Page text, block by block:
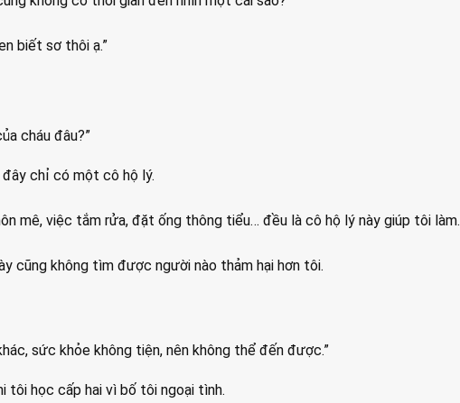
biết sơ thôi ạ.”
cháu đâu?”
chỉ có một cô hộ lý.
mê, việc tắm rửa, đặt ống thông tiểu… đều là cô hộ lý này giúp tôi làm.
cũng không tìm được người nào thảm hại hơn tôi.
sức khỏe không tiện, nên không thể đến được.”
tôi học cấp hai vì bố tôi ngoại tình.